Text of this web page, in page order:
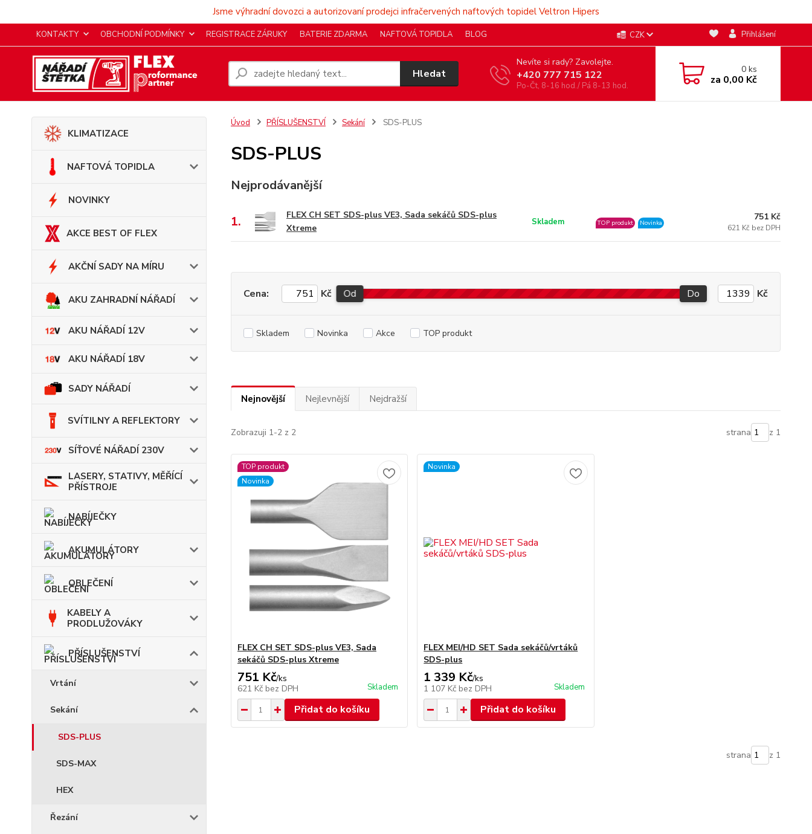
Jsme výhradní dovozci a autorizovaní prodejci infračervených naftových topidel Veltron Hipers
KONTAKTY OBCHODNÍ PODMÍNKY REGISTRACE ZÁRUKY BATERIE ZDARMA NAFTOVÁ TOPIDLA BLOG CZK Přihlášení
Hledat
Nevíte si rady? Zavolejte.
+420 777 715 122
Po-Čt, 8-16 hod./ Pá 8-13 hod.
0ks
za 0,00 Kč
KLIMATIZACE
NAFTOVÁ TOPIDLA
NOVINKY
AKCE BEST OF FLEX
AKČNÍ SADY NA MÍRU
AKU ZAHRADNÍ NÁŘADÍ
AKU NÁŘADÍ 12V
AKU NÁŘADÍ 18V
SADY NÁŘADÍ
SVÍTILNY A REFLEKTORY
SÍŤOVÉ NÁŘADÍ 230V
LASERY, STATIVY, MĚŘÍCÍ
PŘÍSTROJE
NABÍJEČKY
AKUMULÁTORY
OBLEČENÍ
KABELY A
PRODLUŽOVÁKY
PŘÍSLUŠENSTVÍ
Vrtání
Sekání
SDS-PLUS
SDS-MAX
HEX
Řezání
Úvod PŘÍSLUŠENSTVÍ Sekání SDS-PLUS
SDS-PLUS
Nejprodávanější
1.
FLEX CH SET SDS-plus VE3, Sada sekáčů SDS-plus
Xtreme
Skladem TOP produkt Novinka
751 Kč
621 Kč bez DPH
Cena: Kč Od Do Kč
Skladem Novinka Akce TOP produkt
Nejnovější Nejlevnější Nejdražší
Zobrazuji 1-2 z 2 strana z 1
TOP produkt
Novinka
FLEX CH SET SDS-plus VE3, Sada
sekáčů SDS-plus Xtreme
751 Kč/ks
621 Kč bez DPH Skladem
Přidat do košíku
Novinka
FLEX MEI/HD SET Sada sekáčů/vrtáků
SDS-plus
1 339 Kč/ks
1 107 Kč bez DPH Skladem
Přidat do košíku
strana z 1